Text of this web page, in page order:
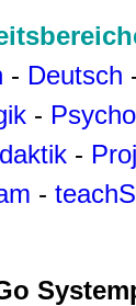
- Deutsch
-
-
-